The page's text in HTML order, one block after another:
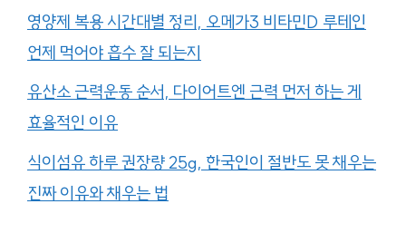
영양제 복용 시간대별 정리, 오메가3 비타민D 루테인
언제 먹어야 흡수 잘 되는지
유산소 근력운동 순서, 다이어트엔 근력 먼저 하는 게
효율적인 이유
식이섬유 하루 권장량 25g, 한국인이 절반도 못 채우는
진짜 이유와 채우는 법